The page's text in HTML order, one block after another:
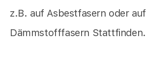
z.B. auf Asbestfasern oder auf
Dämmstofffasern Stattfinden.